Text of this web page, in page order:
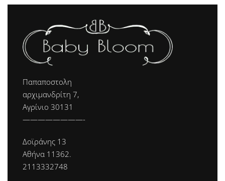
Παπαποστολη
αρχιμανδρίτη 7,
Αγρίνιο 30131
————————-
Δοϊράνης 13
Αθήνα 11362.
2113332748